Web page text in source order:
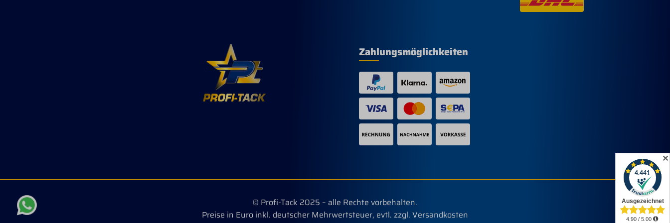
Zahlungsmöglichkeiten
© Profi-Tack 2025 – alle Rechte vorbehalten.
Preise in Euro inkl. deutscher Mehrwertsteuer, evtl. zzgl. Versandkosten
✕